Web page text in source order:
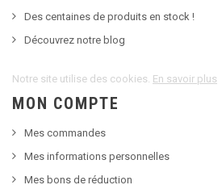
Des centaines de produits en stock !
Découvrez notre blog
Notre site utilise des cookies. En savoir plus
MON COMPTE
Mes commandes
Mes informations personnelles
Mes bons de réduction